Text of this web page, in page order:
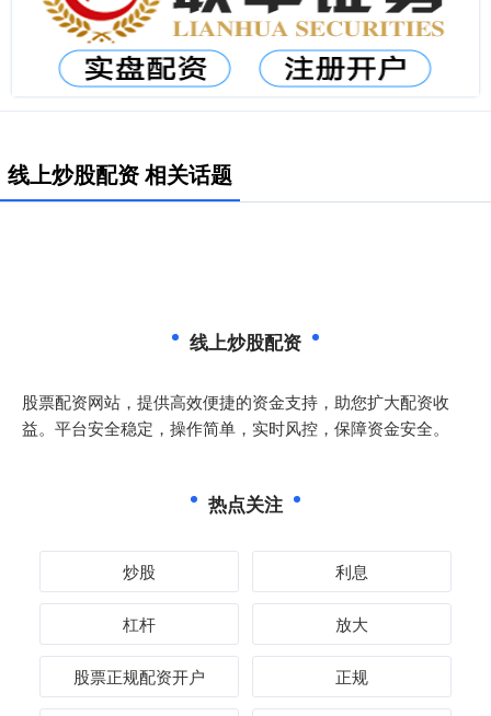
线上炒股配资 相关话题
线上炒股配资
股票配资网站，提供高效便捷的资金支持，助您扩大配资收
益。平台安全稳定，操作简单，实时风控，保障资金安全。
热点关注
炒股 利息
杠杆 放大
股票正规配资开户 正规